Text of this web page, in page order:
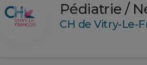
Pédiatrie /
CH de Vitry-Le-